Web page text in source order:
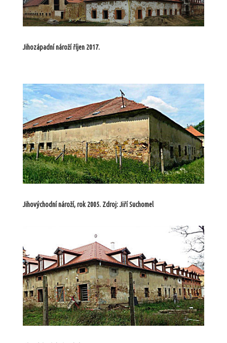
Jihozápadní nároží říjen 2017.
Jihovýchodní nároží, rok 2005. Zdroj: Jiří Suchomel